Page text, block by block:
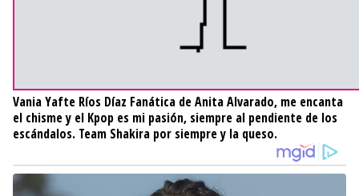
Vania Yafte Ríos Díaz Fanática de Anita Alvarado, me encanta
el chisme y el Kpop es mi pasión, siempre al pendiente de los
escándalos. Team Shakira por siempre y la queso.